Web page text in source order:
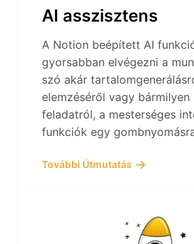
AI asszisztens
A Notion beépített AI
gyorsabban elvégezni a
szó akár
elemzéséről vagy bármilyen
feladatról, a mesterséges
funkciók egy
További Útmutatás